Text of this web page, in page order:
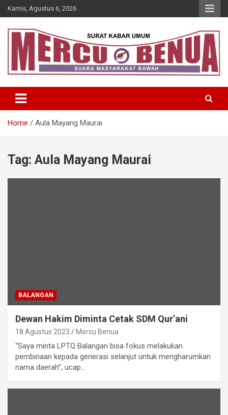
Skip
to
Kamis, Agustus 6, 2026
Mercu Benua
Home Aula Mayang Maurai
Tag: Aula Mayang Maurai
BALANGAN
Dewan Hakim Diminta Cetak SDM Qur’ani
18 Agustus 2023 Mercu Benua
“Saya minta LPTQ Balangan bisa fokus melakukan
pembinaan kepada generasi selanjut untuk mengharumkan
nama daerah”, ucap…